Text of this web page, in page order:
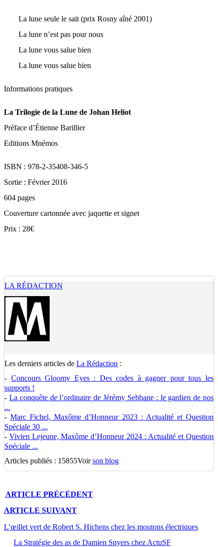
La lune seule le sait (prix Rosny aîné 2001)
La lune n’est pas pour nous
La lune vous salue bien
La lune vous salue bien
Informations pratiques
La Trilogie de la Lune de Johan Heliot
Préface d’Étienne Barillier
Editions Mnémos
ISBN : 978-2-35408-346-5
Sortie : Février 2016
604 pages
Couverture cartonnée avec jaquette et signet
Prix : 28€
LA RÉDACTION
Les derniers articles de La Rédaction :
- Concours Gloomy Eyes : Des codes à gagner pour tous les
supports !
- La conquête de l’ordinaire de Jérémy Sebbane : le gardien de nos
...
-Marc Fichel, Maxôme d’Honneur 2023 : Actualité et Question
Spéciale 30 ...
- Vivien Lejeune, Maxôme d’Honneur 2024 : Actualité et Question
Spéciale ...
Articles publiés : 15855Voirson blog
ARTICLE PRÉCÉDENT
ARTICLE SUIVANT
L’œillet vert de Robert S. Hichens chez les moutons électriques
La Stratégie des as de Damien Snyers chez ActuSF